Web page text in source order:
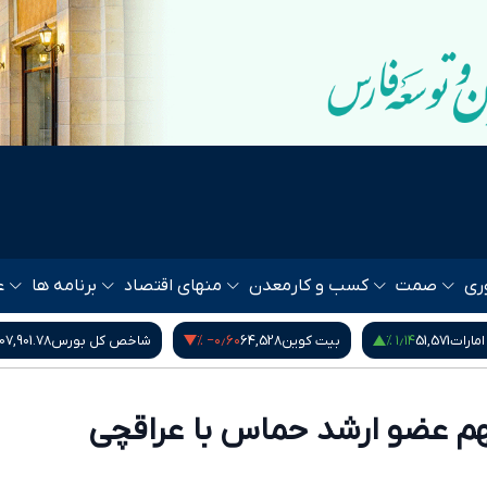
صمت کسب و کار معدن منهای اقتصاد برنامه ها
64,528‎−۰٫۶۰ % شاخص کل بورس5,407,901.78 ۰٫۰۰ % دلار آمریکا188,185
عضو ارشد حماس با عراقچی